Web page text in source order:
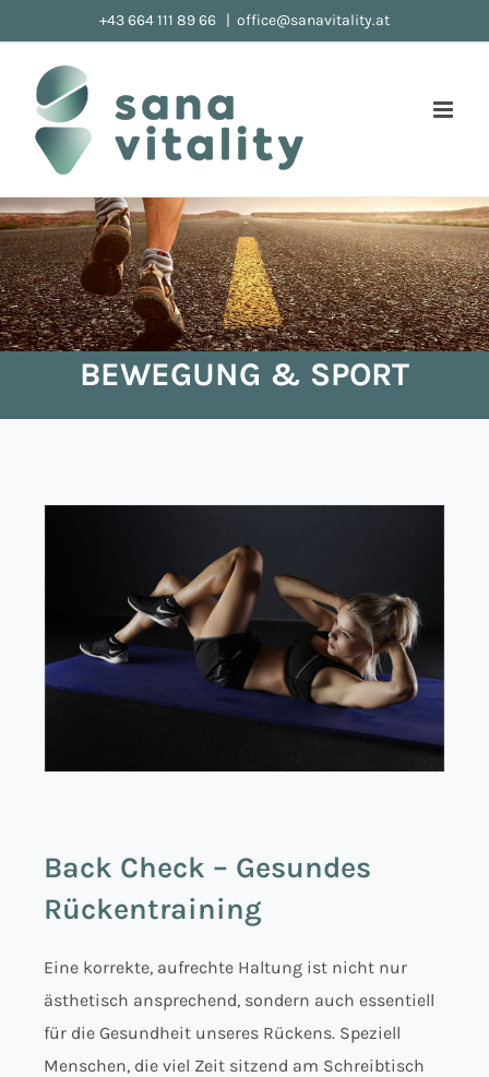
Inhalt
springen
+43 664 111 89 66 | office@sanavitality.at
BEWEGUNG & SPORT
Back Check – Gesundes
Rückentraining
Eine korrekte, aufrechte Haltung ist nicht nur
ästhetisch ansprechend, sondern auch essentiell
für die Gesundheit unseres Rückens. Speziell
Menschen, die viel Zeit sitzend am Schreibtisch